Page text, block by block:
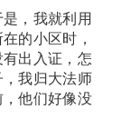
，我就利用
的小区时，
出入证，怎
我归大法师
他们好像没